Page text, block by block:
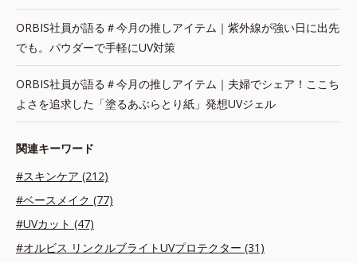
ORBIS社員が語る＃今月の推しアイテム｜紫外線が強い日に出先
でも。パウダーで手軽にUV対策
ORBIS社員が語る＃今月の推しアイテム｜夫婦でシェア！ここち
よさを追求した「塗るあぶらとり紙」発想UVジェル
関連キーワード
#スキンケア (212)
#ベースメイク (77)
#UVカット (47)
#オルビス リンクルブライトUVプロテクター (31)